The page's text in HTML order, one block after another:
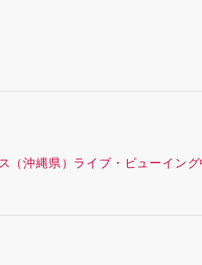
沖縄県）ライブ・ビューイング